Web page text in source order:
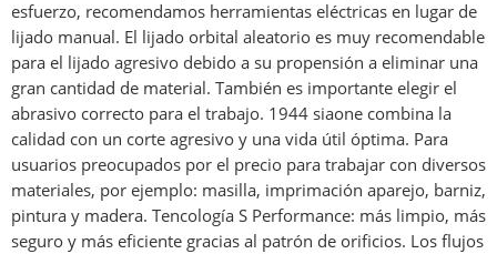
esfuerzo, recomendamos herramientas eléctricas en lugar de
lijado manual. El lijado orbital aleatorio es muy recomendable
para el lijado agresivo debido a su propensión a eliminar una
gran cantidad de material. También es importante elegir el
abrasivo correcto para el trabajo. 1944 siaone combina la
calidad con un corte agresivo y una vida útil óptima. Para
usuarios preocupados por el precio para trabajar con diversos
materiales, por ejemplo: masilla, imprimación aparejo, barniz,
pintura y madera. Tencología S Performance: más limpio, más
seguro y más eficiente gracias al patrón de orificios. Los flujos